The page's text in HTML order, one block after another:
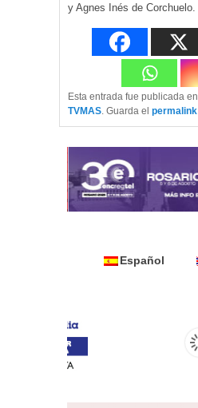
y Agnes Inés de Corchuelo.
Esta entrada fue publicada en
TVMAS . Guarda el permalink
Español